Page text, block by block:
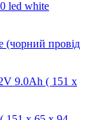
(чорний провід